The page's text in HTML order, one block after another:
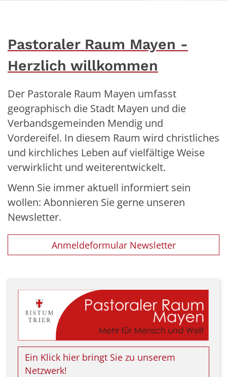
Pastoraler Raum Mayen -
Herzlich willkommen
Der Pastorale Raum Mayen umfasst
geographisch die Stadt Mayen und die
Verbandsgemeinden Mendig und
Vordereifel. In diesem Raum wird christliches
und kirchliches Leben auf vielfältige Weise
verwirklicht und weiterentwickelt.
Wenn Sie immer aktuell informiert sein
wollen: Abonnieren Sie gerne unseren
Newsletter.
Anmeldeformular Newsletter
Ein Klick hier bringt Sie zu unserem
Netzwerk!